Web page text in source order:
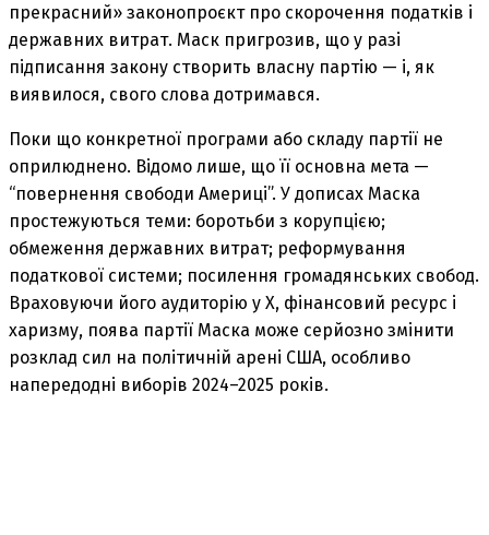
прекрасний» законопроєкт про скорочення податків і
державних витрат. Маск пригрозив, що у разі
підписання закону створить власну партію — і, як
виявилося, свого слова дотримався.
Поки що конкретної програми або складу партії не
оприлюднено. Відомо лише, що її основна мета —
“повернення свободи Америці”. У дописах Маска
простежуються теми: боротьби з корупцією;
обмеження державних витрат; реформування
податкової системи; посилення громадянських свобод.
Враховуючи його аудиторію у X, фінансовий ресурс і
харизму, поява партії Маска може серйозно змінити
розклад сил на політичній арені США, особливо
напередодні виборів 2024–2025 років.